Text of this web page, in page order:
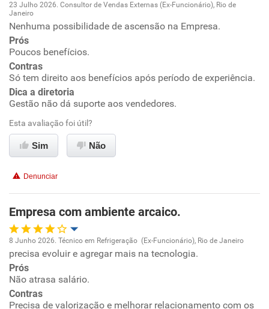
Oportunidade de promoção
Ambiente de trabalho
Conciliação com a vida familiar
Benefícios
Não recomenda a diretoria
23 Julho 2026. Consultor de Vendas Externas (Ex-Funcionário), Rio de
Janeiro
Nenhuma possibilidade de ascensão na Empresa.
Prós
Poucos benefícios.
Contras
Só tem direito aos benefícios após período de experiência.
Dica a diretoria
Gestão não dá suporte aos vendedores.
Esta avaliação foi útil?
Sim Não
Denunciar
Empresa com ambiente arcaico.
Oportunidade de promoção
Ambiente de trabalho
8 Junho 2026. Técnico em Refrigeração (Ex-Funcionário), Rio de Janeiro
precisa evoluir e agregar mais na tecnologia.
Prós
Não atrasa salário.
Contras
Precisa de valorização e melhorar relacionamento com os